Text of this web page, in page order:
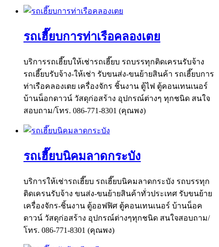
รถเฮี๊ยบการท่าเรือคลองเตย
บริการรถเฮี๊ยบให้เช่ารถเฮี๊ยบ รถบรรทุกติดเครนรับจ้าง
รถเฮี๊ยบรับจ้าง-ให้เช่า รับขนส่ง-ขนย้ายสินค้า รถเฮี๊ยบการ
ท่าเรือคลองเตย เครื่องจักร ชิ้นงาน ตู้ไฟ ตู้คอนเทนเนอร์
บ้านน็อกดาวน์ วัสดุก่อสร้าง อุปกรณ์ต่างๆ ทุกชนิด สนใจ
สอบถาม/โทร. 086-771-8301 (คุณพง)
รถเฮี๊ยบนิคมลาดกระบัง
บริการให้เช่ารถเฮี๊ยบ รถเฮี๊ยบนิคมลาดกระบัง รถบรรทุก
ติดเครนรับจ้าง ขนส่ง-ขนย้ายสินค้าทั่วประเทศ รับขนย้าย
เครื่องจักร-ชิ้นงาน ตู้ออฟฟิศ ตู้คอนเทนเนอร์ บ้านน็อค
ดาวน์ วัสดุก่อสร้าง อุปกรณ์ต่างๆทุกชนิด สนใจสอบถาม/
โทร. 086-771-8301 (คุณพง)